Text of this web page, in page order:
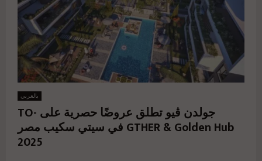
بالعربي
جولدن ڤيو تطلق عروضًا حصرية على TO-
GTHER & Golden Hub في سيتي سكيب مصر
2025